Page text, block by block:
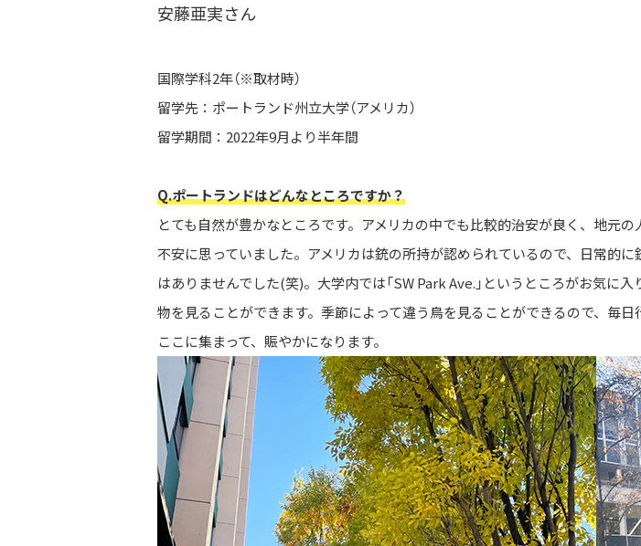
安藤亜実さん
国際学科2年（※取材時）
留学先：ポートランド州立大学（アメリカ）
留学期間：2022年9月より半年間
Q.ポートランドはどんなところですか？
とても自然が豊かなところです。アメリカの中でも比較的治安が良く、地元
不安に思っていました。アメリカは銃の所持が認められているので、日常的
はありませんでした(笑)。大学内では「SW Park Ave.」というところがお気
物を見ることができます。季節によって違う鳥を見ることができるので、毎
ここに集まって、賑やかになります。